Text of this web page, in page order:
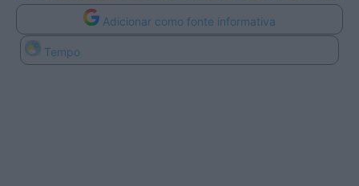
Adicionar como fonte informativa
Tempo